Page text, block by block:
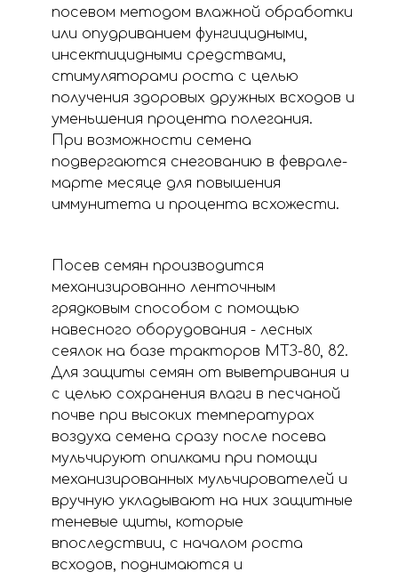
посевом методом влажной обработки
или опудриванием фунгицидными,
инсектицидными средствами,
стимуляторами роста с целью
получения здоровых дружных всходов и
уменьшения процента полегания.
При возможности семена
подвергаются снегованию в феврале-
марте месяце для повышения
иммунитета и процента всхожести.
Посев семян производится
механизированно ленточным
грядковым способом с помощью
навесного оборудования - лесных
сеялок на базе тракторов МТЗ-80, 82.
Для защиты семян от выветривания и
с целью сохранения влаги в песчаной
почве при высоких температурах
воздуха семена сразу после посева
мульчируют опилками при помощи
механизированных мульчирователей и
вручную укладывают на них защитные
теневые щиты, которые
впоследствии, с началом роста
всходов, поднимаются и